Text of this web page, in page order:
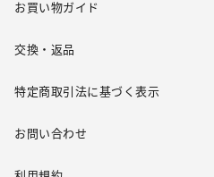
お買い物ガイド
交換・返品
特定商取引法に基づく表示
お問い合わせ